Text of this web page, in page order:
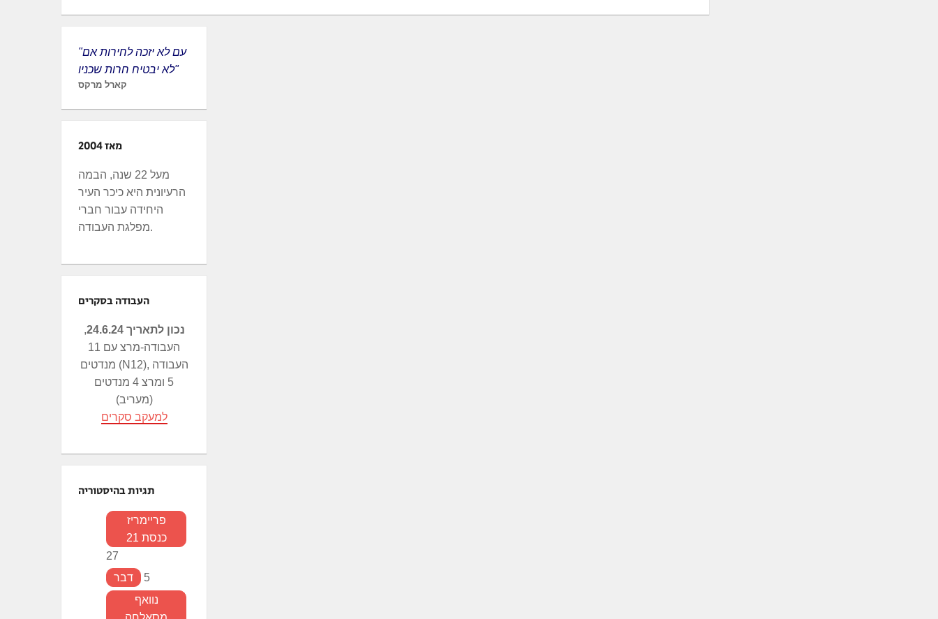
"עם לא יזכה לחירות אם
לא יבטיח חרות שכניו"
קארל מרקס
מאז 2004
מעל 22 שנה, הבמה
הרעיונית היא כיכר העיר
היחידה עבור חברי
מפלגת העבודה.
העבודה בסקרים
נכון לתאריך 24.6.24
,
העבודה-מרצ עם 11
מנדטים (N12), העבודה
5 ומרצ 4 מנדטים
(מעריב)
למעקב סקרים
תגיות בהיסטוריה
פריימריז
כנסת 21
27
דבר
5
נוואף